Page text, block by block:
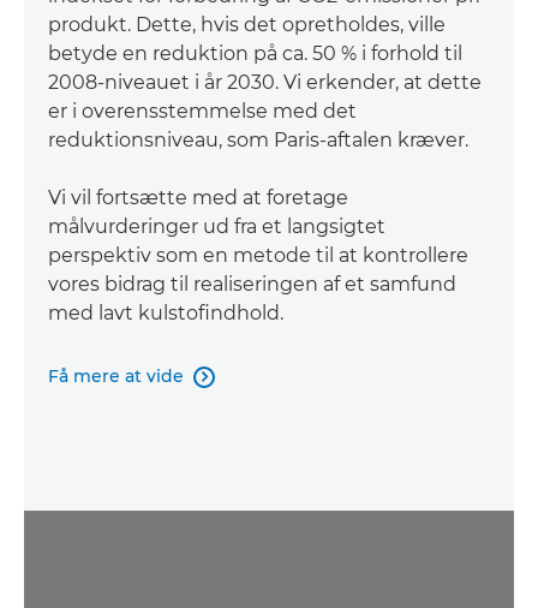
produkt. Dette, hvis det opretholdes, ville
betyde en reduktion på ca. 50 % i forhold til
2008-niveauet i år 2030. Vi erkender, at dette
er i overensstemmelse med det
reduktionsniveau, som Paris-aftalen kræver.
Vi vil fortsætte med at foretage
målvurderinger ud fra et langsigtet
perspektiv som en metode til at kontrollere
vores bidrag til realiseringen af et samfund
med lavt kulstofindhold.
Få mere at vide 